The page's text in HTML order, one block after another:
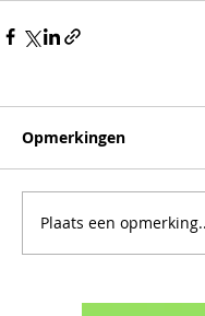
Opmerkingen
Plaats een